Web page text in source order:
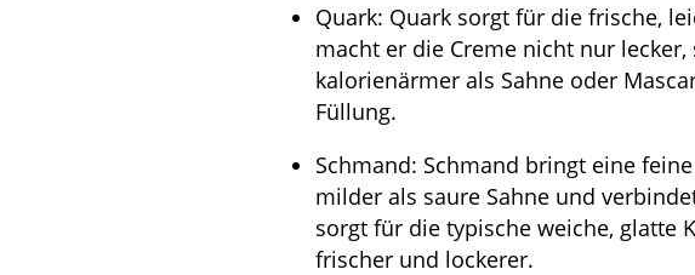
Quark: Quark sorgt für die frische,
macht er die Creme nicht nur
kalorienärmer als Sahne oder
Füllung.
Schmand: Schmand bringt eine
milder als saure Sahne und
sorgt für die typische weiche, glatte
frischer und lockerer.